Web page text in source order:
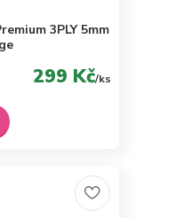
3PLY 5mm
299 Kč/ks